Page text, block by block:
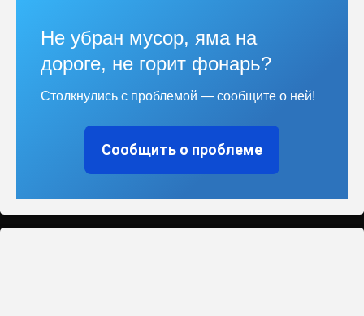
Не убран мусор, яма на
дороге, не горит фонарь?
Столкнулись с проблемой — сообщите о ней!
Сообщить о проблеме